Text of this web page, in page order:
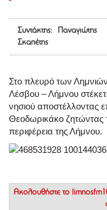
Συντάκτης: Παναγιώτης
Σκαπέτης
Στο πλευρό των
Λέσβου – Λήμνου
νησιού αποστέλλοντας
Θεοδωρικάκο
περιφέρεια της Λήμνου.
Ακολουθήστε το